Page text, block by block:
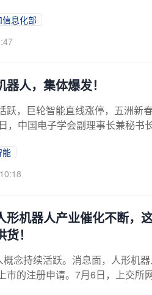
会同各方深入实施“模数共振”“
展必不可少的“阳光雨露”。从标
信息化部
人，集体爆发！
跃，巨轮智能直线涨停，五洲新
，中国电子学会副理事长兼秘书
板IPO于7月2日注册生效。7月2
票注册的批复，同意公司首次公
能
形机器人产业催化不断
！
念持续活跃。消息面，人形机
市的注册申请。7月6日，上交所